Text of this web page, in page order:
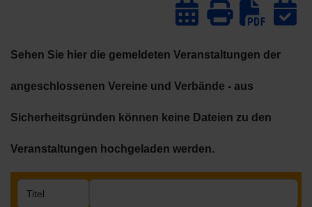
Sehen Sie hier die gemeldeten Veranstaltungen der
angeschlossenen Vereine und Verbände - aus
Sicherheitsgründen können keine Dateien zu den
Veranstaltungen hochgeladen werden.